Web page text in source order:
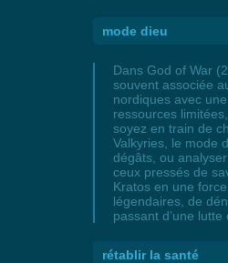
mode dieu
Dans God of War
souvent associée
nordiques avec
ressources
soyez en train de
Valkyries, le mode
dégâts, ou
ceux pressés de
Kratos en une
légendaires, de
passant d’une
rétablir la santé